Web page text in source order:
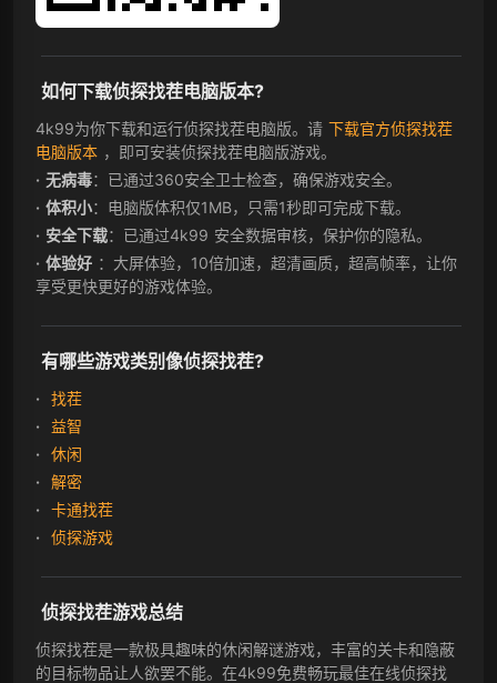
如何下载侦探找茬电脑版本?
4k99为你下载和运行侦探找茬电脑版。请 下载官方侦探找茬
电脑版本 ，即可安装侦探找茬电脑版游戏。
无病毒：已通过360安全卫士检查，确保游戏安全。
体积小：电脑版体积仅1MB，只需1秒即可完成下载。
安全下载：已通过4k99 安全数据审核，保护你的隐私。
体验好 ：大屏体验，10倍加速，超清画质，超高帧率，让你
享受更快更好的游戏体验。
有哪些游戏类别像侦探找茬?
找茬
益智
休闲
解密
卡通找茬
侦探游戏
侦探找茬游戏总结
侦探找茬是一款极具趣味的休闲解谜游戏，丰富的关卡和隐蔽
的目标物品让人欲罢不能。在4k99免费畅玩最佳在线侦探找